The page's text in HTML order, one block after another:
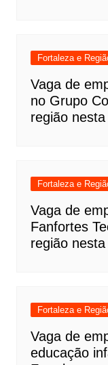
Fortaleza e
Vaga de
no Grupo
região
Fortaleza e
Vaga de
Fanfortes
região
Fortaleza e
Vaga de
educação